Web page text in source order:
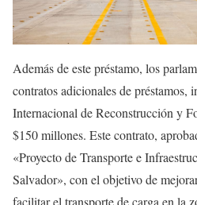
Además de este préstamo, los
contratos adicionales de
Internacional de Reconstrucción y
$150 millones. Este contrato,
«Proyecto de Transporte e
Salvador», con el objetivo de
facilitar el transporte de carga en la